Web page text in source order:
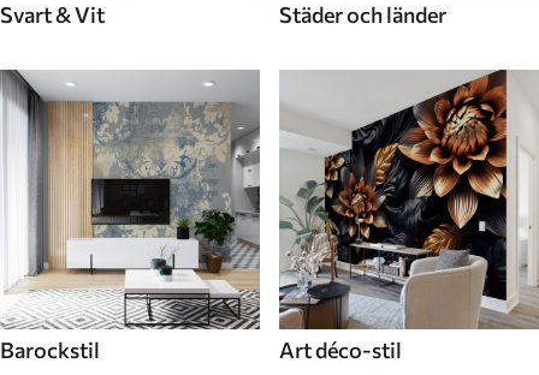
Svart & Vit Städer och länder
Barockstil Art déco-stil